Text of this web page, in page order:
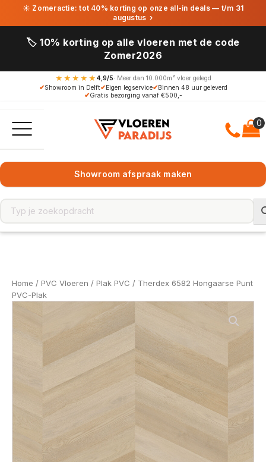
☀ Zomeractie: tot 40% korting op onze all-in deals — t/m 31
augustus ›
🏷️ 10% korting op alle vloeren met de code
Zomer2026
★★★★★ 4,9/5· Meer dan 10.000m² vloer gelegd
✔Showroom in Delft✔Eigen legservice✔Binnen 48 uur geleverd
✔Gratis bezorging vanaf €500,-
Showroom afspraak maken
Home / PVC Vloeren / Plak PVC / Therdex 6582 Hongaarse Punt
PVC-Plak